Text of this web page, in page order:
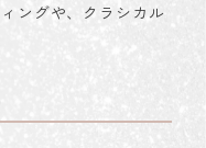
ングや、クラシカル